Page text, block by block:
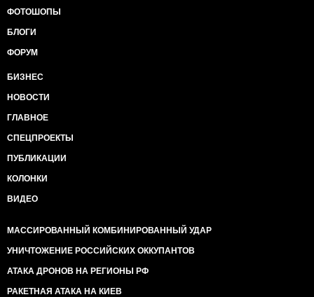
ФОТОШОПЫ
БЛОГИ
ФОРУМ
БИЗНЕС
НОВОСТИ
ГЛАВНОЕ
СПЕЦПРОЕКТЫ
ПУБЛИКАЦИИ
КОЛОНКИ
ВИДЕО
МАССИРОВАННЫЙ КОМБИНИРОВАННЫЙ УДАР
УНИЧТОЖЕНИЕ РОССИЙСКИХ ОККУПАНТОВ
АТАКА ДРОНОВ НА РЕГИОНЫ РФ
РАКЕТНАЯ АТАКА НА КИЕВ